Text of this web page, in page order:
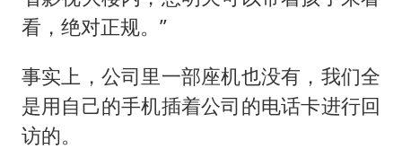
看，绝对正规。”
事实上，公司里一部座机也没有，我们全
是用自己的手机插着公司的电话卡进行回
访的。